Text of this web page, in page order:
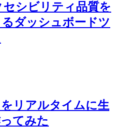
シビリティ品質を
ダッシュボードツ
リアルタイムに生
てみた